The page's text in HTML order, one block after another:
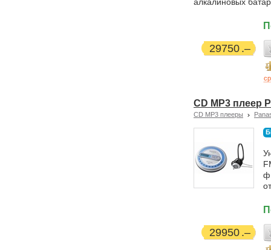
29750
CD MP3 плеер
CD MP3 плееры
29950